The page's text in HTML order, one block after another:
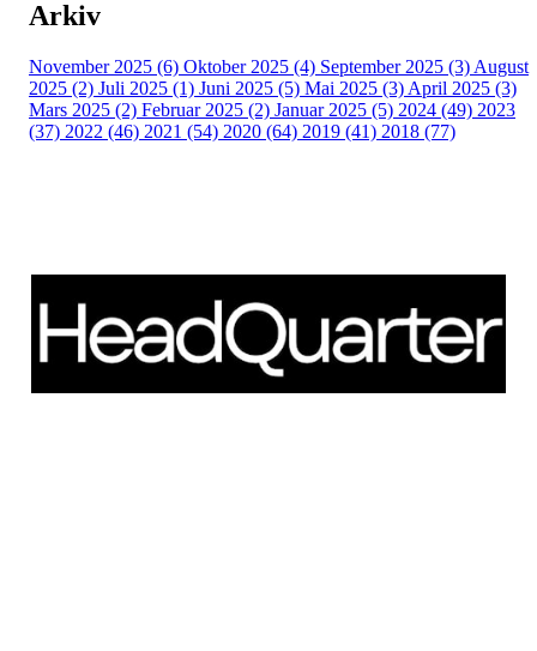
Arkiv
November 2025 (6) Oktober 2025 (4) September 2025 (3) August
2025 (2) Juli 2025 (1) Juni 2025 (5) Mai 2025 (3) April 2025 (3)
Mars 2025 (2) Februar 2025 (2) Januar 2025 (5) 2024 (49) 2023
(37) 2022 (46) 2021 (54) 2020 (64) 2019 (41) 2018 (77)